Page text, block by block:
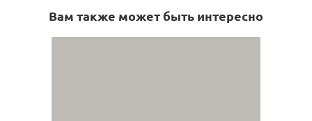
Вам также может быть интересно